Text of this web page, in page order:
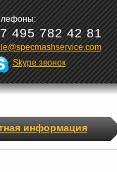
495 782 42 81
Skype звонок
информация